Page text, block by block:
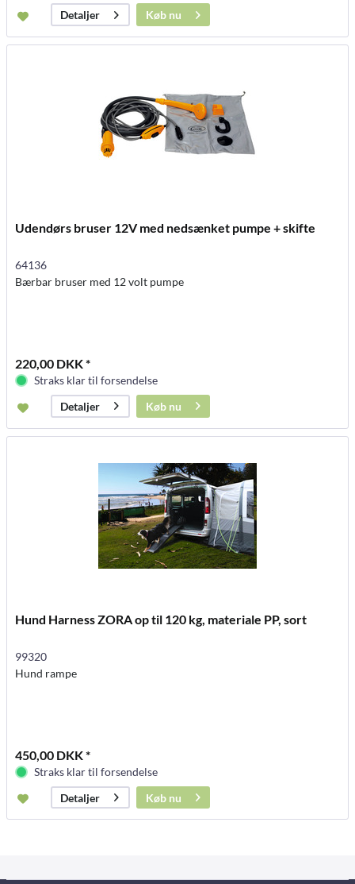
Detaljer
Køb nu
Udendørs bruser 12V med nedsænket pumpe + skifte
64136
Bærbar bruser med 12 volt pumpe
220,00 DKK *
Straks klar til forsendelse
Detaljer
Køb nu
Hund Harness ZORA op til 120 kg, materiale PP, sort
99320
Hund rampe
450,00 DKK *
Straks klar til forsendelse
Detaljer
Køb nu